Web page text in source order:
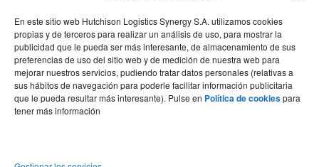
En este sitio web Hutchison Logistics Synergy S.A. utilizamos cookies
propias y de terceros para realizar un análisis de uso, para mostrar la
publicidad que le pueda ser más interesante, de almacenamiento de sus
preferencias de uso del sitio web y de medición de nuestra web para
mejorar nuestros servicios, pudiendo tratar datos personales (relativas a
sus hábitos de navegación para poderle facilitar información publicitaria
que le pueda resultar más interesante). Pulse en Política de cookiespara
tener más información
(34) 93 508 4443
hello@synergy.com.es
France
(33) 7 84 51 70 60